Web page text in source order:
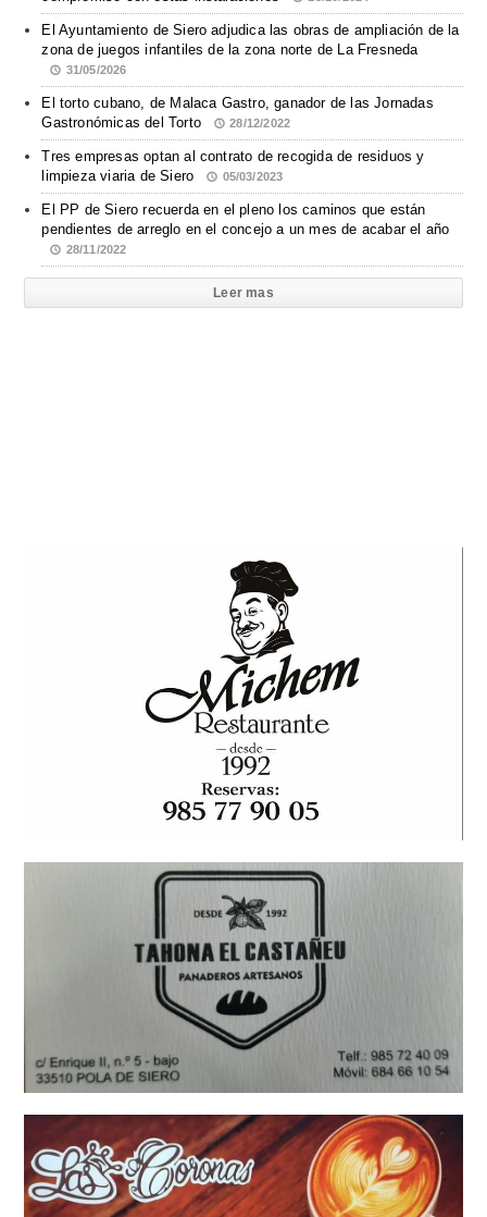
El Ayuntamiento de Siero adjudica las obras de ampliación de la
zona de juegos infantiles de la zona norte de La Fresneda
31/05/2026
El torto cubano, de Malaca Gastro, ganador de las Jornadas
Gastronómicas del Torto
28/12/2022
Tres empresas optan al contrato de recogida de residuos y
limpieza viaria de Siero
05/03/2023
El PP de Siero recuerda en el pleno los caminos que están
pendientes de arreglo en el concejo a un mes de acabar el año
28/11/2022
Leer mas